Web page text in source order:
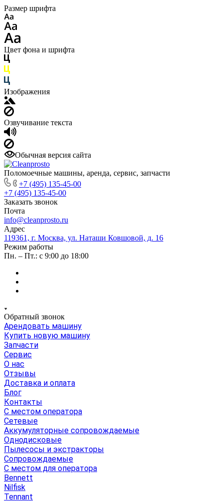
Размер шрифта
Цвет фона и шрифта
Изображения
Озвучивание текста
Обычная версия сайта
Поломоечные машины, аренда, сервис, запчасти
+7 (495) 135-45-00
+7 (495) 135-45-00
Заказать звонок
Почта
info@cleanprosto.ru
Адрес
119361, г. Москва, ул. Наташи Ковшовой, д. 16
Режим работы
Пн. – Пт.: с 9:00 до 18:00
Обратный звонок
Арендовать машину
Купить новую машину
Запчасти
Сервис
О нас
Отзывы
Доставка и оплата
Блог
Контакты
С местом оператора
Сетевые
Аккумуляторные сопровождаемые
Однодисковые
Пылесосы и экстракторы
Сопровождаемые
С местом для оператора
Bennett
Nilfisk
Tennant